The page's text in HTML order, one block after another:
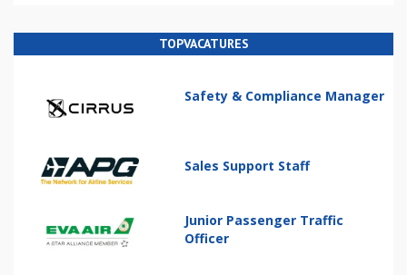
TOPVACATURES
Safety & Compliance Manager
Sales Support Staff
Junior Passenger Traffic
Officer